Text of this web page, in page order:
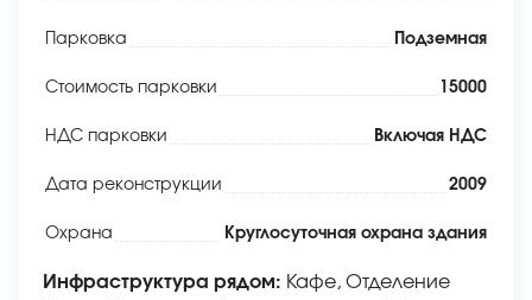
Парковка Подземная
Стоимость парковки 15000
НДС парковки Включая НДС
Дата реконструкции 2009
Охрана Круглосуточная охрана здания
Инфраструктура рядом: Кафе, Отделение